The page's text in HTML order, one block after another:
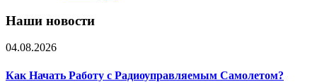
Наши новости
04.08.2026
Как Начать Работу с Радиоуправляемым Самолетом?